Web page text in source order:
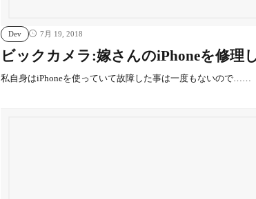
Dev 7月 19, 2018
ビックカメラ:嫁さんのiPhoneを修理
私自身はiPhoneを使っていて故障した事は一度もないので……